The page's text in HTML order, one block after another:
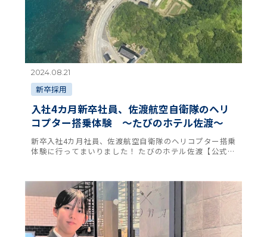
2024.08.21
新卒採用
入社4カ月新卒社員、佐渡航空自衛隊のヘリ
コプター搭乗体験 ～たびのホテル佐渡～
新卒入社4カ月社員、佐渡航空自衛隊のヘリコプター搭乗
体験に行ってまいりました！ たびのホテル佐渡【公式】